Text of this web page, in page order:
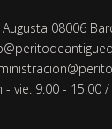
Augusta 08006
- vie. 9:00 - 15:00